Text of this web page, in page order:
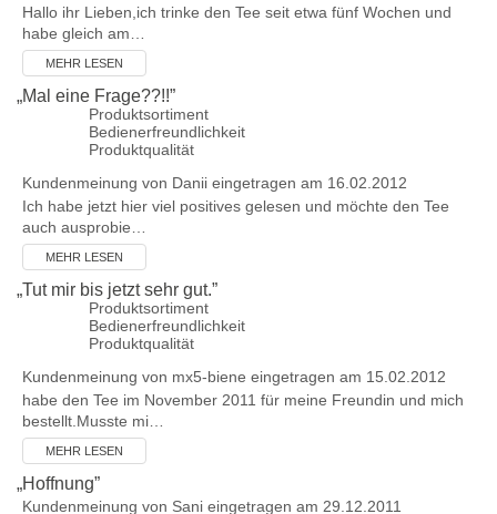
Hallo ihr Lieben,ich trinke den Tee seit etwa fünf Wochen und
habe gleich am…
MEHR LESEN
„Mal eine Frage??!!”
Produktsortiment
Bedienerfreundlichkeit
Produktqualität
Kundenmeinung von Danii eingetragen am 16.02.2012
Ich habe jetzt hier viel positives gelesen und möchte den Tee
auch ausprobie…
MEHR LESEN
„Tut mir bis jetzt sehr gut.”
Produktsortiment
Bedienerfreundlichkeit
Produktqualität
Kundenmeinung von mx5-biene eingetragen am 15.02.2012
habe den Tee im November 2011 für meine Freundin und mich
bestellt.Musste mi…
MEHR LESEN
„Hoffnung”
Kundenmeinung von Sani eingetragen am 29.12.2011